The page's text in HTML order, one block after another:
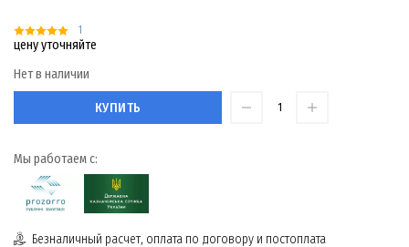
1
цену уточняйте
Нет в наличии
КУПИТЬ
Мы работаем с:
Безналичный расчет, оплата по договору и постоплата